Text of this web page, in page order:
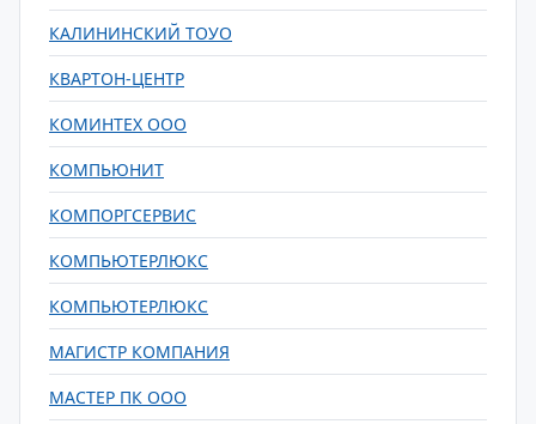
КАЛИНИНСКИЙ ТОУО
КВАРТОН-ЦЕНТР
КОМИНТЕХ ООО
КОМПЬЮНИТ
КОМПОРГСЕРВИС
КОМПЬЮТЕРЛЮКС
КОМПЬЮТЕРЛЮКС
МАГИСТР КОМПАНИЯ
МАСТЕР ПК ООО